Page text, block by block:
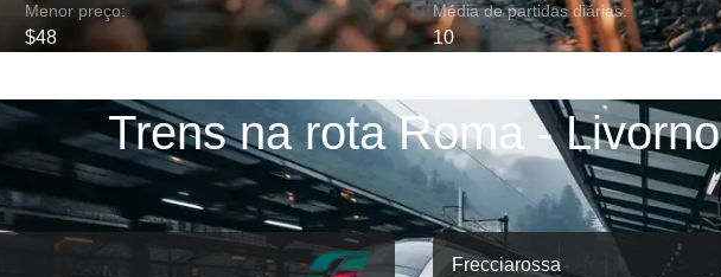
Menor preço:
$48
Média de partidas diárias:
10
Trens na rota Roma - Livorno
Frecciarossa